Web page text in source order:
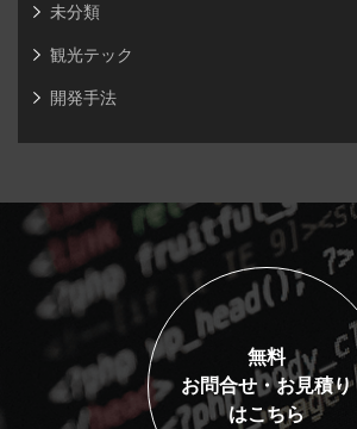
未分類
観光テック
開発手法
無料
お問合せ・お見積り
はこちら